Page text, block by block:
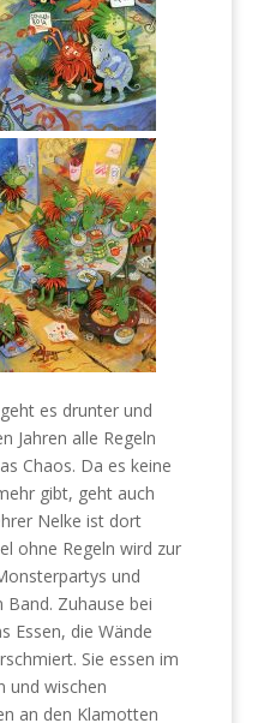
es drunter und
Jahren alle Regeln
Chaos. Da es keine
gibt, geht auch
Nelke ist dort
ohne Regeln wird zur
und
Zuhause bei
Essen, die Wände
Sie essen im
und wischen
an den Klamotten